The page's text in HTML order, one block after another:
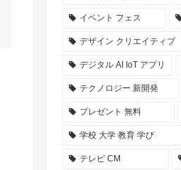
イベント フェス
デザイン クリエイティブ
デジタル AI IoT アプリ
テクノロジー 新開発
プレゼント 無料
学校 大学 教育 学び
テレビ CM